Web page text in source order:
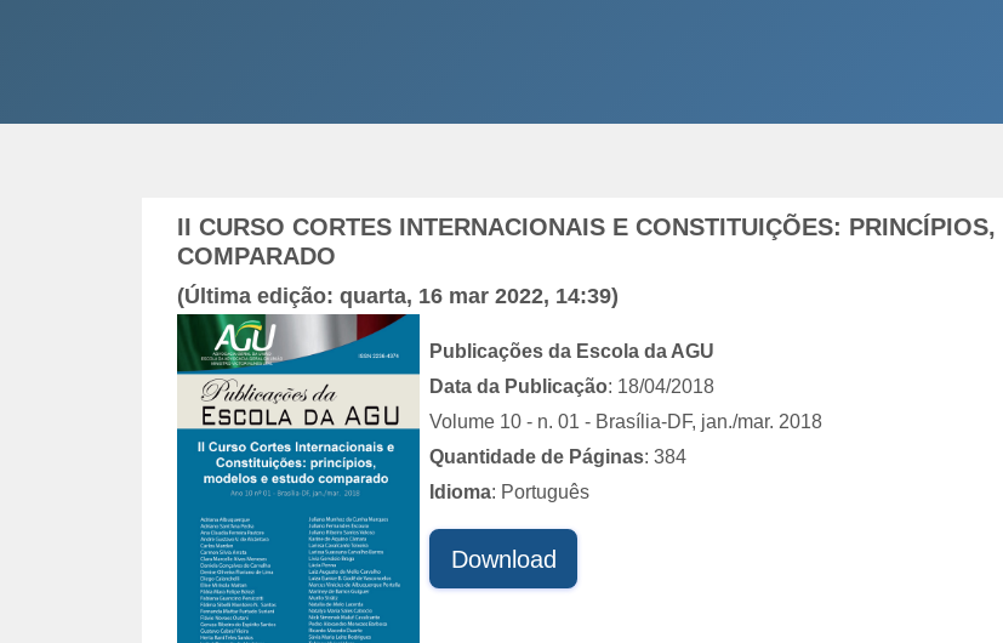
II CURSO CORTES INTERNACIONAIS E CONSTITUIÇÕES:
COMPARADO
(Última edição: quarta, 16 mar 2022, 14:39)
Publicações da Escola da AGU
Data da Publicação: 18/04/2018
Volume 10 - n. 01 - Brasília-DF, jan./mar. 2018
Quantidade de Páginas: 384
Idioma: Português
Download